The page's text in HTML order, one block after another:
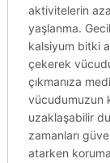
aktivitelerin
yaşlanma.
kalsiyum bitki
çekerek
çıkmanıza
vücudumuzun
uzaklaşabilir
zamanları
atarken